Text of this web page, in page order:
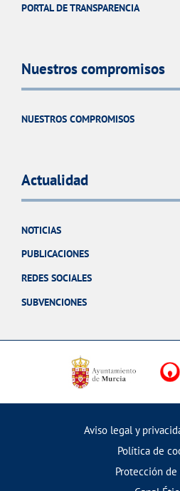
PORTAL DE TRANSPARENCIA
Nuestros compromisos
NUESTROS COMPROMISOS
Actualidad
NOTICIAS
PUBLICACIONES
REDES SOCIALES
SUBVENCIONES
Aviso legal y
Política de
Protección de